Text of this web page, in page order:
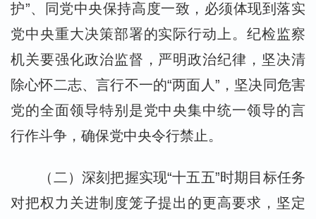
护”、同党中央保持高度一致，必须体现到落实
党中央重大决策部署的实际行动上。纪检监察
机关要强化政治监督，严明政治纪律，坚决清
除心怀二志、言行不一的“两面人”，坚决同危害
党的全面领导特别是党中央集中统一领导的言
行作斗争，确保党中央令行禁止。
（二）深刻把握实现“十五五”时期目标任务
对把权力关进制度笼子提出的更高要求，坚定